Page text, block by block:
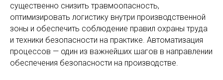
существенно снизить травмоопасность,
оптимизировать логистику внутри производственной
зоны и обеспечить соблюдение правил охраны труда
и техники безопасности на практике. Автоматизация
процессов — один из важнейших шагов в направлении
обеспечения безопасности на производстве.